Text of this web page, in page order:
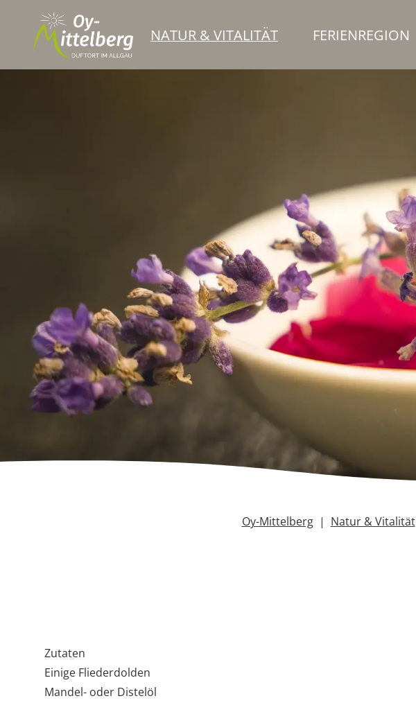
NATUR & VITALITÄT FERIENREGION
Oy-Mittelberg Natur & Vitalität
Zutaten
Einige Fliederdolden
Mandel- oder Distelöl